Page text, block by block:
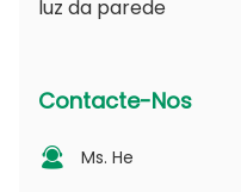
Série DSDL
Série MDL
Série JCL
Série fotovoltaica
luz da parede
Abertura Mutável
Série D - Placa de
Contacte-Nos
Ms. He